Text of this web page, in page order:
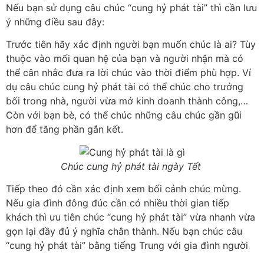
Nếu bạn sử dụng câu chúc “cung hỷ phát tài” thì cần lưu
ý những điều sau đây:
Trước tiên hãy xác định người bạn muốn chúc là ai? Tùy
thuộc vào mối quan hệ của bạn và người nhận mà có
thể cân nhắc đưa ra lời chúc vào thời điểm phù hợp. Ví
dụ câu chúc cung hỷ phát tài có thể chúc cho trưởng
bối trong nhà, người vừa mở kinh doanh thành công,…
Còn với bạn bè, có thể chúc những câu chúc gần gũi
hơn để tăng phần gắn kết.
Chúc cung hỷ phát tài ngày Tết
Tiếp theo đó cần xác định xem bối cảnh chúc mừng.
Nếu gia đình đông đúc cần có nhiều thời gian tiếp
khách thì ưu tiên chúc “cung hỷ phát tài” vừa nhanh vừa
gọn lại đầy đủ ý nghĩa chân thành. Nếu bạn chúc câu
“cung hỷ phát tài” bằng tiếng Trung với gia đình người